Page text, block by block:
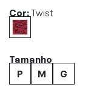
Cor:Twist
Tamanho
P
M G